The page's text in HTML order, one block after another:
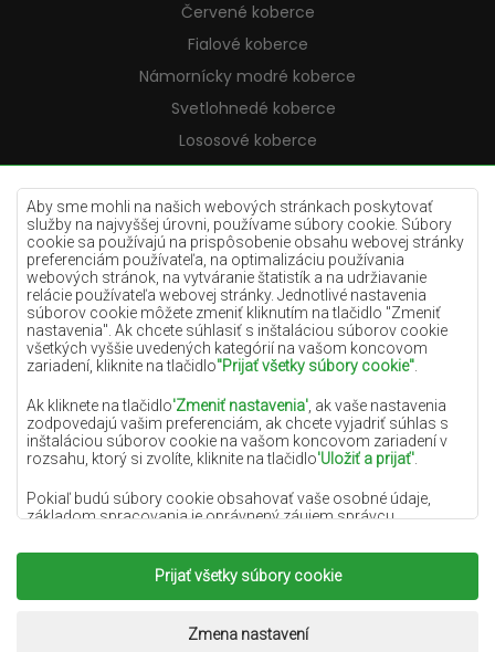
Aby sme mohli na našich webových stránkach poskytovať
služby na najvyššej úrovni, používame súbory cookie. Súbory
cookie sa používajú na prispôsobenie obsahu webovej stránky
preferenciám používateľa, na optimalizáciu používania
webových stránok, na vytváranie štatistík a na udržiavanie
relácie používateľa webovej stránky. Jednotlivé nastavenia
súborov cookie môžete zmeniť kliknutím na tlačidlo "Zmeniť
nastavenia". Ak chcete súhlasiť s inštaláciou súborov cookie
všetkých vyššie uvedených kategórií na vašom koncovom
zariadení, kliknite na tlačidlo"Prijať všetky súbory cookie"
Ak kliknete na tlačidlo'Zmeniť nastavenia' , ak vaše nastavenia
zodpovedajú vašim preferenciám, ak chcete vyjadriť súhlas s
inštaláciou súborov cookie na vašom koncovom zariadení v
rozsahu, ktorý si zvolíte, kliknite na tlačidlo'Uložiť a prijať'
Pokiaľ budú súbory cookie obsahovať vaše osobné údaje,
základom spracovania je oprávnený záujem správcu
podobe poskytovania vysokokvalitných služieb na našej
webovej stránke a marketingových aktivít správcu osobných
údajov a jeho dôveryhodných partnerov.
Viac informácií o súboroch cookie a spracovaní osobných
Prijať všetky súbory cookie
Zmena nastavení
Červené koberce
Fialové koberce
Námornícky modré koberce
Svetlohnedé koberce
Lososové koberce
Krémové koberce
Lilac koberce
Žlté koberce
Mätové koberce
Modré koberce
Oranžové koberce
Ružové koberce
Šedé koberce
Terakotové koberce
Zelené koberce
Zlaté koberce
Copyright 2022Koberce Chemex.Všetky práva
Realizácia:www.dimax.pl